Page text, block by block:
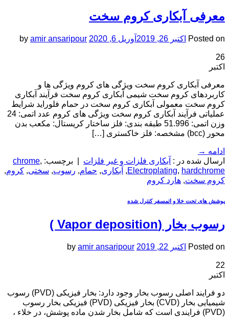
معرفی آبکاری کروم سخت
Posted on اکتبر 26, 2019 آوریل 6, 2020 by amir ansaripour
26
اکتبر
معرفی آبکاری کروم سخت ویژگی های کروم ویژگی ها و
کاربردهای کروم سخت شیمی آبکاری کروم سخت فرآیند آبکاری
کروم سخت معمولی آبکاری کروم سخت در حمام فلوراید شرایط
عملیاتی فرآیند آبکاری کروم سخت ویژگی های کروم عدد اتمی: 24
وزن اتمی: 51.996 طبقه بندی: فلز ساختار کریستال: مکعب بدن
محور (bcc) مشخصه: فلز خاکستری […]
ادامه →
ارسال شده در : آبکاری فلزات و غیر فلزات برچسب: chrome,
Electroplating, hardchrome
, آبکاری, حمام, رسوب, سختی, کروم,
کروم سخت, هارد کروم
پوشش های تحت خلا و اتمسفر کنترل شده
رسوب بخار (Vapor deposition )
Posted on اکتبر 22, 2019 by amir ansaripour
22
اکتبر
دو فرایند اصلی رسوب بخار وجود دارد: بخار فیزیکی (PVD) رسوب
شیمیایی بخار (CVD) بخار فیزیکی (PVD) فیزیکی بخار رسوب
(PVD) فرایندی است که شامل بخار شدن ماده پوشش، در خلاء ،